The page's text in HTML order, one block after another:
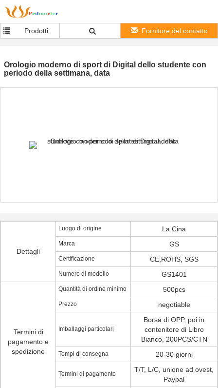
Prodotti Fornitore del contatto
Orologio moderno di sport di Digital dello studente con
periodo della settimana, data
Dettagli
Luogo di origine La Cina
Marca GS
Certificazione CE,ROHS, SGS
Numero di modello GS1401
Termini di
pagamento e
spedizione
Quantità di ordine minimo 500pcs
Prezzo negotiable
Imballaggi particolari
Borsa di OPP, poi in
contenitore di Libro
Bianco, 200PCS/CTN
Tempi di consegna 20-30 giorni
Termini di pagamento
T/T, L/C, unione ad ovest,
Paypal